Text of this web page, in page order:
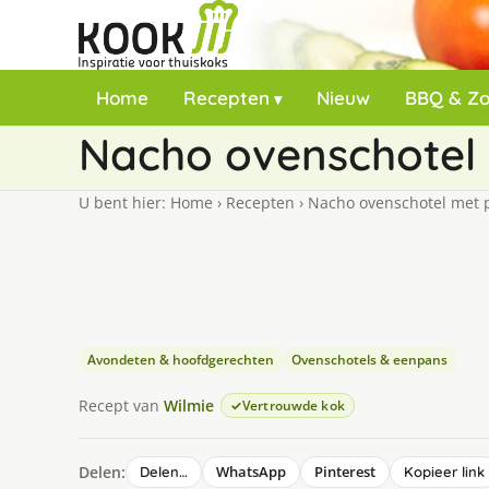
Home Recepten Nieuw BBQ &
Nacho
U bent hier: Home › Recepten › Nacho ovenschotel met
Avondeten & hoofdgerechten Ovenschotels & eenpans
Recept van Wilmie Vertrouwde kok
Delen: Delen… WhatsApp Pinterest Kopieer link